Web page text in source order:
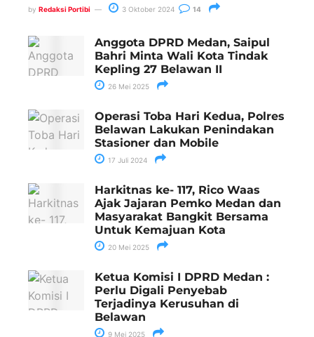
by Redaksi Portibi 3 Oktober 2024 14
Anggota DPRD Medan, Saipul
Bahri Minta Wali Kota Tindak
Kepling 27 Belawan II
26 Mei 2025
Operasi Toba Hari Kedua, Polres
Belawan Lakukan Penindakan
Stasioner dan Mobile
17 Juli 2024
Harkitnas ke- 117, Rico Waas
Ajak Jajaran Pemko Medan dan
Masyarakat Bangkit Bersama
Untuk Kemajuan Kota
20 Mei 2025
Ketua Komisi I DPRD Medan :
Perlu Digali Penyebab
Terjadinya Kerusuhan di
Belawan
9 Mei 2025